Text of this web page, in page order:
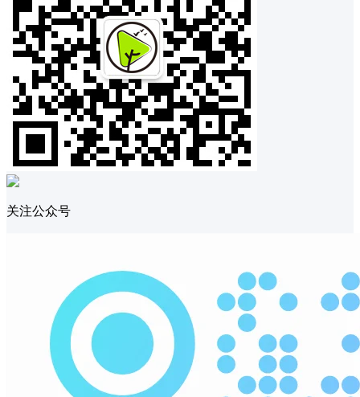
关注公众号